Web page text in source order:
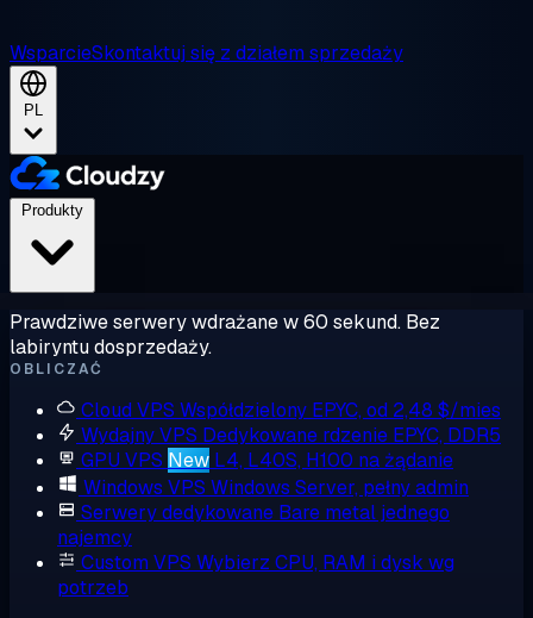
WsparcieSkontaktuj się z działem sprzedaży
PL
Prawdziwe serwery wdrażane w 60 sekund. Bez
labiryntu dosprzedaży.
OBLICZAĆ
Cloud VPS Współdzielony EPYC, od 2,48 $/mies
Wydajny VPS Dedykowane rdzenie EPYC, DDR5
GPU VPS New L4, L40S, H100 na żądanie
Windows VPS Windows Server, pełny admin
Serwery dedykowane Bare metal jednego
najemcy
Custom VPS Wybierz CPU, RAM i dysk wg
potrzeb